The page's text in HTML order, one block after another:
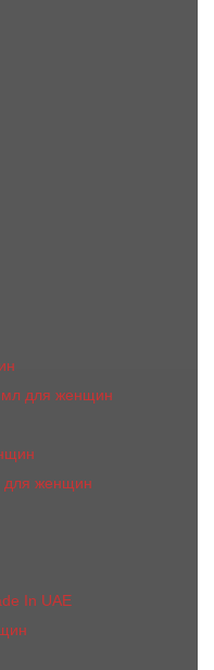
для женщин
женщин
In UAE